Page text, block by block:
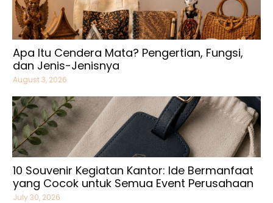
Apa Itu Cendera Mata? Pengertian, Fungsi,
dan Jenis-Jenisnya
August 3, 2026
10 Souvenir Kegiatan Kantor: Ide Bermanfaat
yang Cocok untuk Semua Event Perusahaan
July 30, 2026